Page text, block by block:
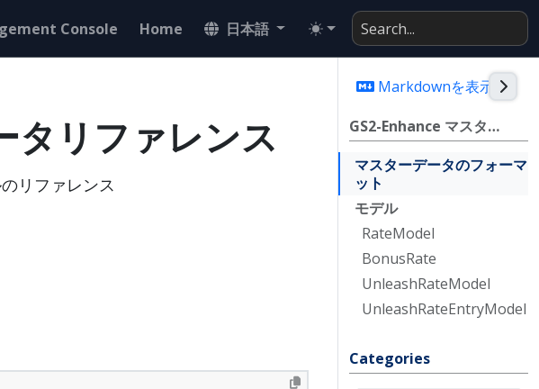
Console Home 日本語
Markdownを表示
GS2-Enhance マスターデータリファレンス
マスターデータのフォーマ
ット
モデル
RateModel
BonusRate
UnleashRateModel
UnleashRateEntryModel
Categories
タリファレンス
リファレンス